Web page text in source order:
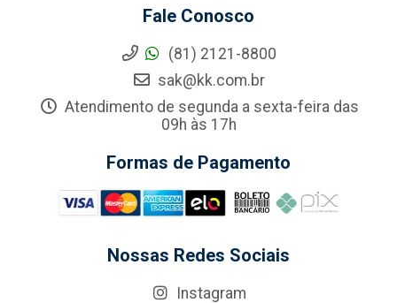
Fale Conosco
(81) 2121-8800
sak@kk.com.br
Atendimento de segunda a sexta-feira das
09h às 17h
Formas de Pagamento
Nossas Redes Sociais
Instagram